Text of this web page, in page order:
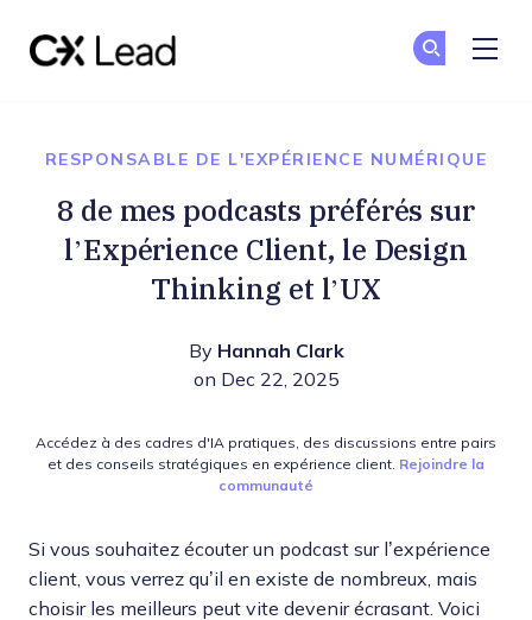
RESPONSABLE DE L'EXPÉRIENCE NUMÉRIQUE
8 de mes podcasts préférés sur
l’Expérience Client, le Design
Thinking et l’UX
By Hannah Clark
on Dec 22, 2025
Accédez à des cadres d'IA pratiques, des discussions entre pairs
et des conseils stratégiques en expérience client. Rejoindre la
communauté
Si vous souhaitez écouter un podcast sur l’expérience
client, vous verrez qu’il en existe de nombreux, mais
choisir les meilleurs peut vite devenir écrasant. Voici